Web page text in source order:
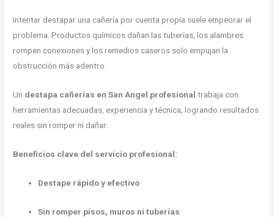
Intentar destapar una cañería por cuenta propia suele empeorar el
problema. Productos químicos dañan las tuberías, los alambres
rompen conexiones y los remedios caseros solo empujan la
obstrucción más adentro.
Un destapa cañerías en San Angel profesional trabaja con
herramientas adecuadas, experiencia y técnica, logrando resultados
reales sin romper ni dañar.
Beneficios clave del servicio profesional:
Destape rápido y efectivo
Sin romper pisos, muros ni tuberías